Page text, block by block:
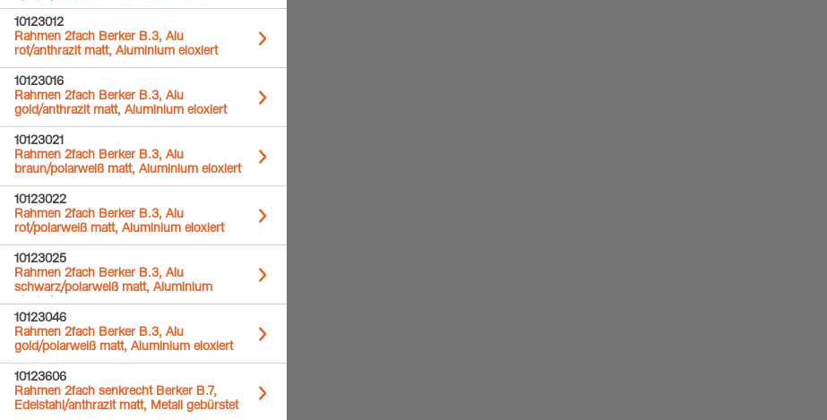
eloxiert
10123012
Rahmen 2fach Berker B.3, Alu
rot/anthrazit matt, Aluminium eloxiert
10123016
Rahmen 2fach Berker B.3, Alu
gold/anthrazit matt, Aluminium eloxiert
10123021
Rahmen 2fach Berker B.3, Alu
braun/polarweiß matt, Aluminium eloxiert
10123022
Rahmen 2fach Berker B.3, Alu
rot/polarweiß matt, Aluminium eloxiert
10123025
Rahmen 2fach Berker B.3, Alu
schwarz/polarweiß matt, Aluminium
eloxiert
10123046
Rahmen 2fach Berker B.3, Alu
gold/polarweiß matt, Aluminium eloxiert
10123606
Rahmen 2fach senkrecht Berker B.7,
Edelstahl/anthrazit matt, Metall gebürstet